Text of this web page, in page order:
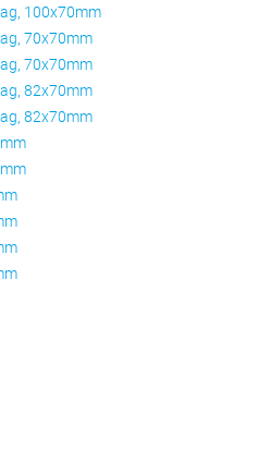
100x70mm
70x70mm
70x70mm
82x70mm
82x70mm